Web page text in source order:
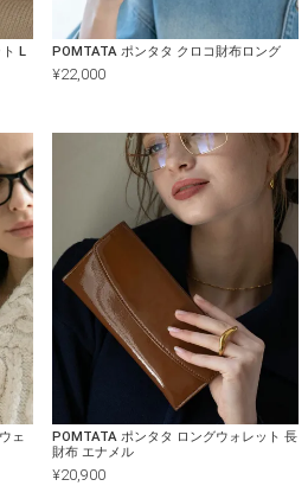
L
POMTATA ポンタタ クロコ財布ロング
¥22,000
ェ
POMTATA ポンタタ ロングウォレット 長
財布 エナメル
¥20,900